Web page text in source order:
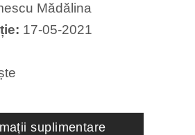
Mădălina
17-05-2021
suplimentare